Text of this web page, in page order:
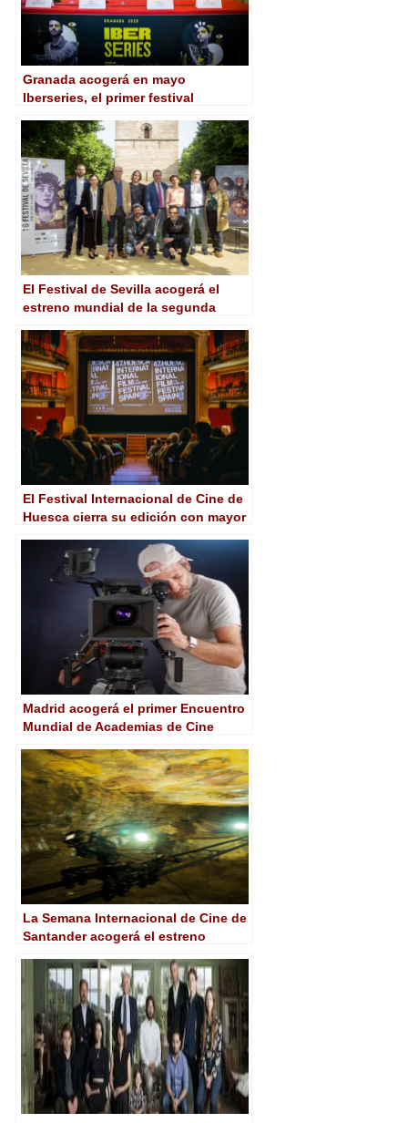
Granada acogerá en mayo
Iberseries, el primer festival
español
El Festival de Sevilla acogerá el
estreno mundial de la segunda
El Festival Internacional de Cine de
Huesca cierra su edición con mayor
Madrid acogerá el primer Encuentro
Mundial de Academias de Cine
La Semana Internacional de Cine de
Santander acogerá el estreno